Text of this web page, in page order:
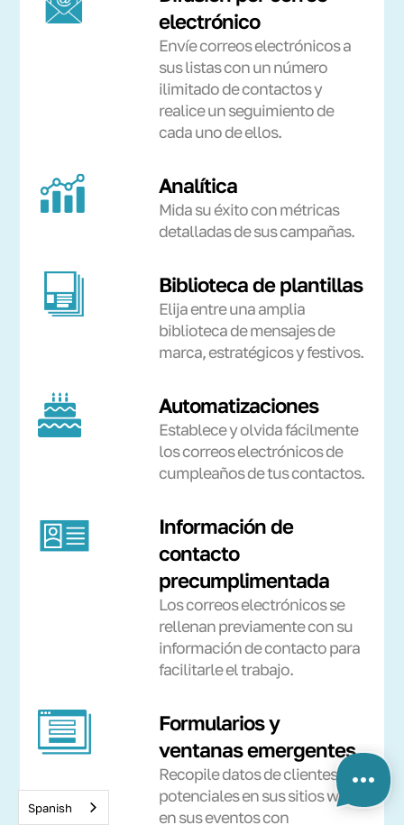
electrónico
Envíe correos electrónicos a
sus listas con un número
ilimitado de contactos y
realice un seguimiento de
cada uno de ellos.
Analítica
Mida su éxito con métricas
detalladas de sus campañas.
Biblioteca de plantillas
Elija entre una amplia
biblioteca de mensajes de
marca, estratégicos y festivos.
Automatizaciones
Establece y olvida fácilmente
los correos electrónicos de
cumpleaños de tus contactos.
Información de
contacto
precumplimentada
Los correos electrónicos se
rellenan previamente con su
información de contacto para
facilitarle el trabajo.
Formularios y
ventanas emergentes
Recopile datos de clientes
potenciales en sus sitios web y
en sus eventos con
Spanish